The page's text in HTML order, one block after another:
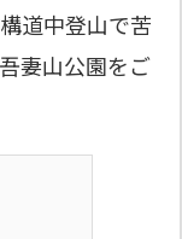
道中登山で苦
妻山公園をご